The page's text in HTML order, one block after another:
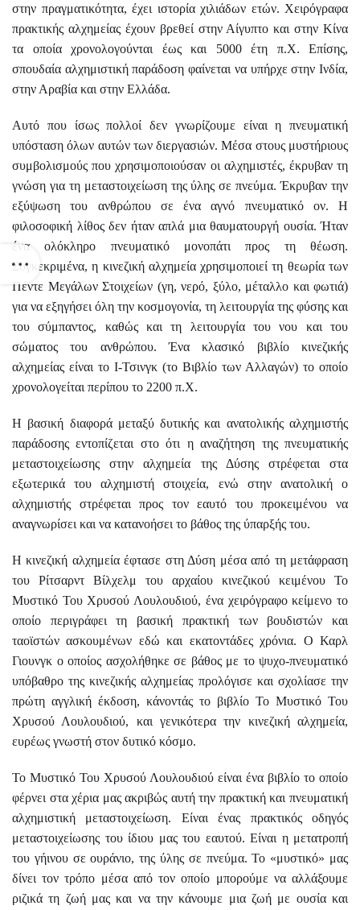
στην πραγματικότητα, έχει ιστορία χιλιάδων ετών. Χειρόγραφα
πρακτικής αλχημείας έχουν βρεθεί στην Αίγυπτο και στην Κίνα
τα οποία χρονολογούνται έως και 5000 έτη π.Χ. Επίσης,
σπουδαία αλχημιστική παράδοση φαίνεται να υπήρχε στην Ινδία,
στην Αραβία και στην Ελλάδα.
Αυτό που ίσως πολλοί δεν γνωρίζουμε είναι η πνευματική
υπόσταση όλων αυτών των διεργασιών. Μέσα στους μυστήριους
συμβολισμούς που χρησιμοποιούσαν οι αλχημιστές, έκρυβαν τη
γνώση για τη μεταστοιχείωση της ύλης σε πνεύμα. Έκρυβαν την
εξύψωση του ανθρώπου σε ένα αγνό πνευματικό ον. Η
φιλοσοφική λίθος δεν ήταν απλά μια θαυματουργή ουσία. Ήταν
ένα ολόκληρο πνευματικό μονοπάτι προς τη θέωση.
Συγκεκριμένα, η κινεζική αλχημεία χρησιμοποιεί τη θεωρία των
Πέντε Μεγάλων Στοιχείων (γη, νερό, ξύλο, μέταλλο και φωτιά)
για να εξηγήσει όλη την κοσμογονία, τη λειτουργία της φύσης και
του σύμπαντος, καθώς και τη λειτουργία του νου και του
σώματος του ανθρώπου. Ένα κλασικό βιβλίο κινεζικής
αλχημείας είναι το Ι-Τσινγκ (το Βιβλίο των Αλλαγών) το οποίο
χρονολογείται περίπου το 2200 π.Χ.
Η βασική διαφορά μεταξύ δυτικής και ανατολικής αλχημιστής
παράδοσης εντοπίζεται στο ότι η αναζήτηση της πνευματικής
μεταστοιχείωσης στην αλχημεία της Δύσης στρέφεται στα
εξωτερικά του αλχημιστή στοιχεία, ενώ στην ανατολική ο
αλχημιστής στρέφεται προς τον εαυτό του προκειμένου να
αναγνωρίσει και να κατανοήσει το βάθος της ύπαρξής του.
Η κινεζική αλχημεία έφτασε στη Δύση μέσα από τη μετάφραση
του Ρίτσαρντ Βίλχελμ του αρχαίου κινεζικού κειμένου Το
Μυστικό Του Χρυσού Λουλουδιού, ένα χειρόγραφο κείμενο το
οποίο περιγράφει τη βασική πρακτική των βουδιστών και
ταοϊστών ασκουμένων εδώ και εκατοντάδες χρόνια. Ο Καρλ
Γιουνγκ ο οποίος ασχολήθηκε σε βάθος με το ψυχο-πνευματικό
υπόβαθρο της κινεζικής αλχημείας προλόγισε και σχολίασε την
πρώτη αγγλική έκδοση, κάνοντάς το βιβλίο Το Μυστικό Του
Χρυσού Λουλουδιού, και γενικότερα την κινεζική αλχημεία,
ευρέως γνωστή στον δυτικό κόσμο.
Το Μυστικό Του Χρυσού Λουλουδιού είναι ένα βιβλίο το οποίο
φέρνει στα χέρια μας ακριβώς αυτή την πρακτική και πνευματική
αλχημιστική μεταστοιχείωση. Είναι ένας πρακτικός οδηγός
μεταστοιχείωσης του ίδιου μας του εαυτού. Είναι η μετατροπή
του γήινου σε ουράνιο, της ύλης σε πνεύμα. Το «μυστικό» μας
δίνει τον τρόπο μέσα από τον οποίο μπορούμε να αλλάξουμε
ριζικά τη ζωή μας και να την κάνουμε μια ζωή με ουσία και